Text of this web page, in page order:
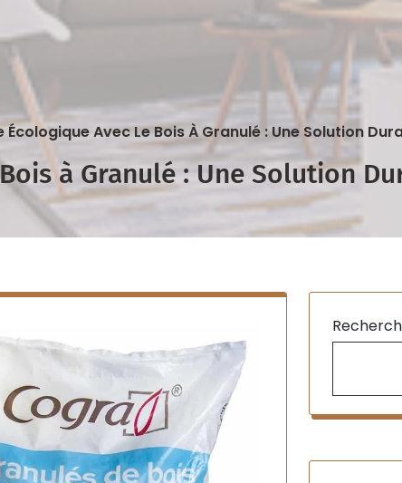
Avec Le Bois À Granulé : Une Solution
à Granulé : Une Solution